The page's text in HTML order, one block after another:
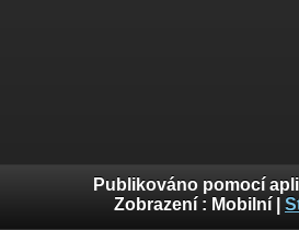
Publikováno pomocí
Zobrazení : Mobilní